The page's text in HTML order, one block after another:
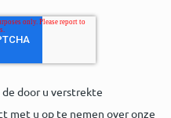
door u verstrekte
met u op te nemen over onze